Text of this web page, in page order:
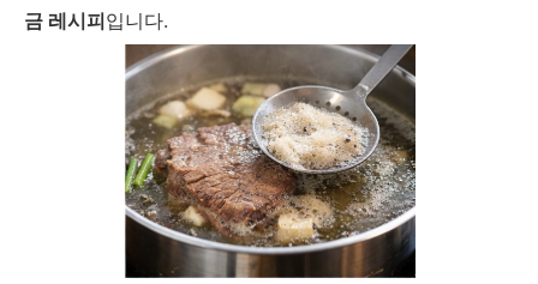
금 레시피입니다.